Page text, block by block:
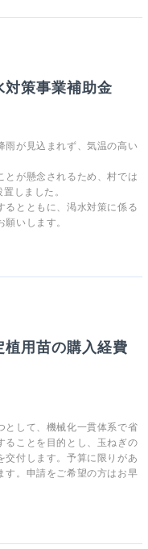
対策事業補助金
雨が見込まれず、気温の高い
とが懸念されるため、村では
しました。
るとともに、渇水対策に係る
いします。
植用苗の購入経費
として、機械化一貫体系で省
ることを目的とし、玉ねぎの
交付します。予算に限りがあ
す。申請をご希望の方はお早